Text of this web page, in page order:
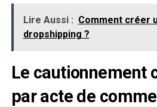
Lire Aussi : Comment créer
dropshipping ?
Le cautionnement
par acte de